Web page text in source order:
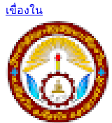
เขื่องใน